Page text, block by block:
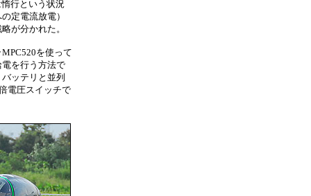
行という状況
定電流放電）
が分かれた。
を使って
を行う方法で
ッテリと並列
電圧スイッチで